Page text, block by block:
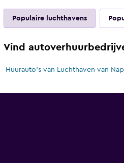
Populaire luchthavens
Vind
Huurauto's van Luchthaven van